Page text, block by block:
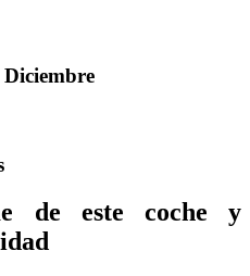
de este coche y